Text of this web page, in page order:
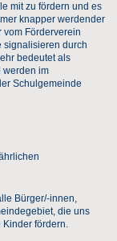
mit zu fördern und es
knapper werdender
vom Förderverein
signalisieren durch
bedeutet als
werden im
Schulgemeinde
Bürger/-innen,
die uns
Kinder fördern.